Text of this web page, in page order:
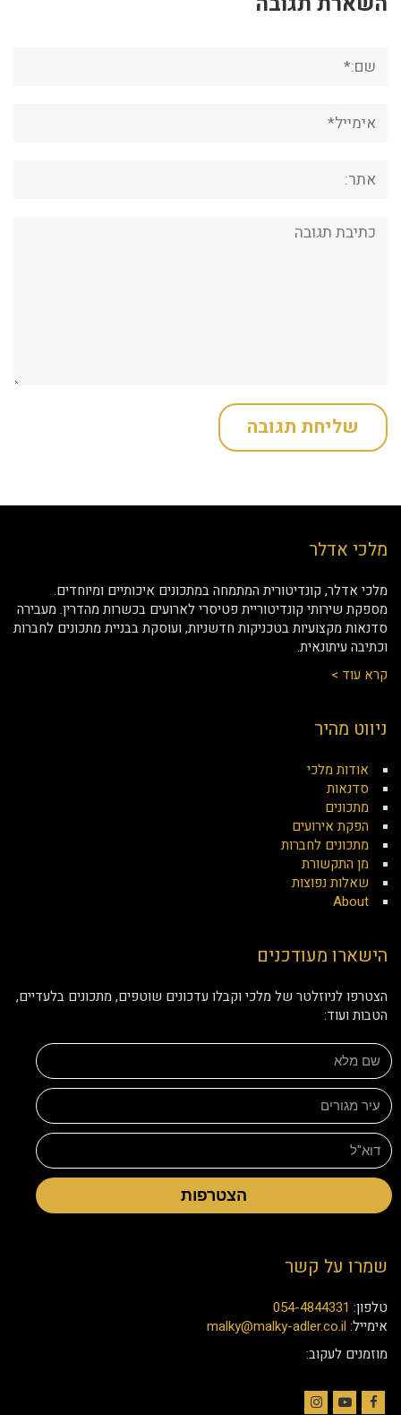
אימייל*
תגובה:
מלכי אדלר
מלכי אדלר, קונדיטורית המתמחה במתכונים איכותיים ומיוחדים.
מספקת שירותי קונדיטוריית פטיסרי לארועים בכשרות מהדרין. מעבירה
סדנאות מקצועיות בטכניקות חדשניות, ועוסקת בבניית מתכונים לחברות
וכתיבה עיתונאית.
קרא עוד >
ניווט מהיר
אודות מלכי
סדנאות
מתכונים
הפקת אירועים
מתכונים לחברות
מן התקשורת
שאלות נפוצות
About
הישארו מעודכנים
הצטרפו לניוזלטר של מלכי וקבלו עדכונים שוטפים, מתכונים בלעדיים,
הטבות ועוד:
הצטרפות
שמרו על קשר
טלפון: 054-4844331
אימייל: malky@malky-adler.co.il
מוזמנים לעקוב: